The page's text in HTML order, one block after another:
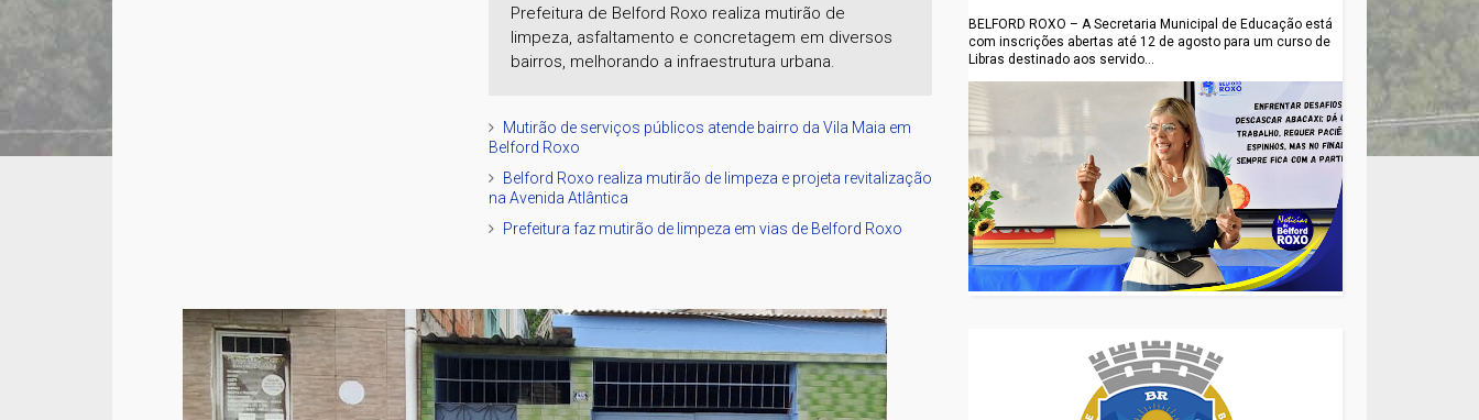
Prefeitura de Belford Roxo realiza mutirão de
limpeza, asfaltamento e concretagem em diversos
bairros, melhorando a infraestrutura urbana.
Mutirão de serviços públicos atende bairro da Vila Maia em
Belford Roxo
Belford Roxo realiza mutirão de limpeza e projeta revitalização
na Avenida Atlântica
Prefeitura faz mutirão de limpeza em vias de Belford Roxo
BELFORD ROXO – A Secretaria Municipal de Educação está
com inscrições abertas até 12 de agosto para um curso de
Libras destinado aos servido...